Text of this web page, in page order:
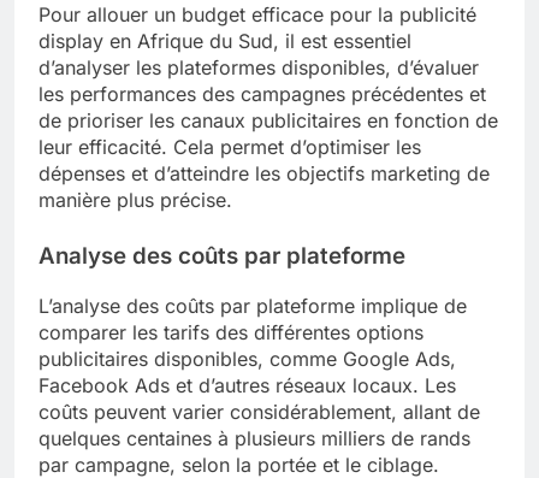
Pour allouer un budget efficace pour la publicité
display en Afrique du Sud, il est essentiel
d’analyser les plateformes disponibles, d’évaluer
les performances des campagnes précédentes et
de prioriser les canaux publicitaires en fonction de
leur efficacité. Cela permet d’optimiser les
dépenses et d’atteindre les objectifs marketing de
manière plus précise.
Analyse des coûts par plateforme
L’analyse des coûts par plateforme implique de
comparer les tarifs des différentes options
publicitaires disponibles, comme Google Ads,
Facebook Ads et d’autres réseaux locaux. Les
coûts peuvent varier considérablement, allant de
quelques centaines à plusieurs milliers de rands
par campagne, selon la portée et le ciblage.